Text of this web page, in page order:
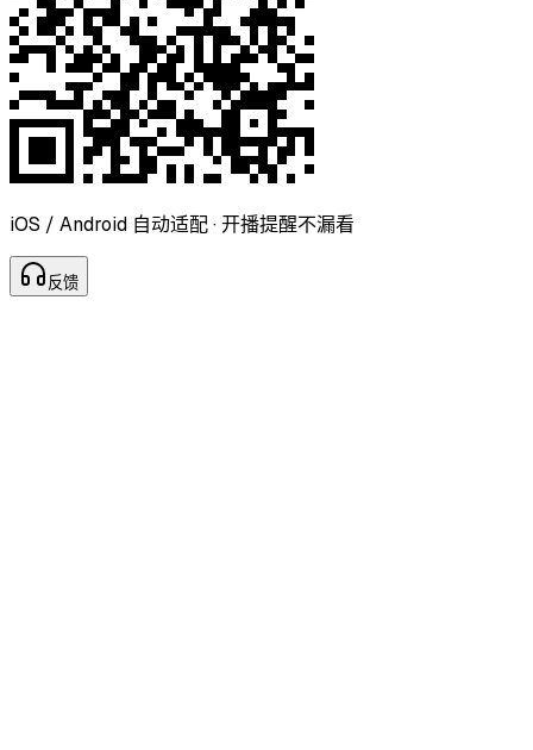
iOS / Android 自动适配 · 开播提醒不漏看
反馈